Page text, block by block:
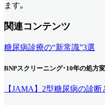
ます｡
関連コンテンツ
糖尿病診療の“新常識”3選
BNPスクリーニング･10年の処方
【JAMA】2型糖尿病の診断